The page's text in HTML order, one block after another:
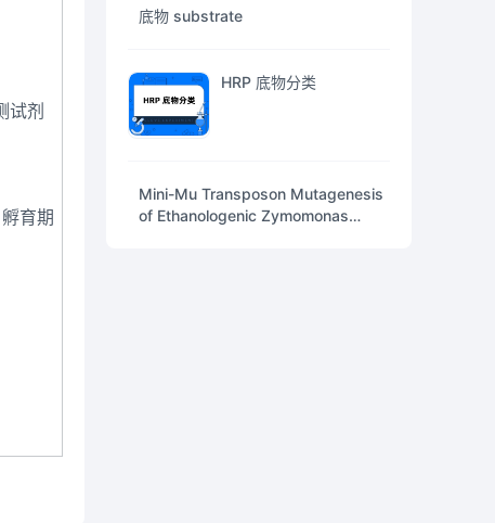
试剂
育期
底物 substrate
HRP 底物分类
Mini-Mu Transposon Mutagenesis
of Ethanologenic Zymomonas